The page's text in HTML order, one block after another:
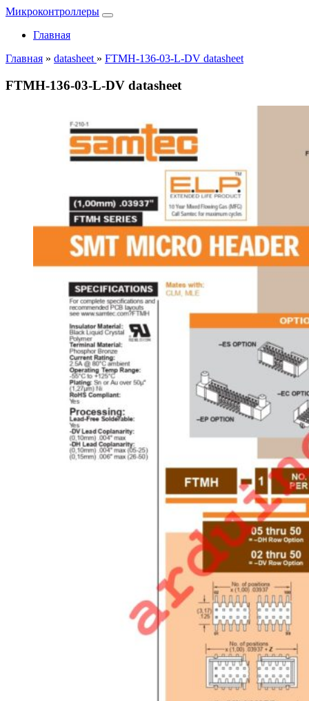
Микроконтроллеры
Главная
Главная » datasheet » FTMH-136-03-L-DV datasheet
FTMH-136-03-L-DV datasheet